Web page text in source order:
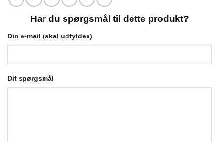
Har du spørgsmål til dette produkt?
Din e-mail (skal udfyldes)
Dit spørgsmål